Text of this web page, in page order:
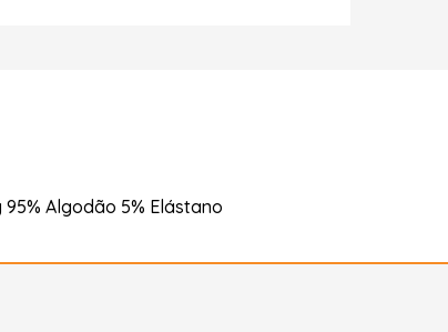
Algodão 5% Elástano